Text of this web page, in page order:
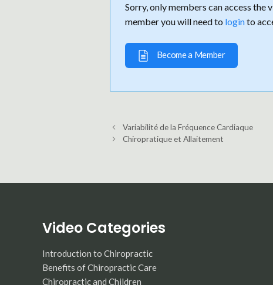
Sorry, only members can access the
member you will need to loginto
Become a Member
Variabilité de la Fréquence Cardiaque
Chiropratique et Allaitement
Video Categories
Introduction to Chiropractic
Benefits of Chiropractic Care
Chiropractic and Children